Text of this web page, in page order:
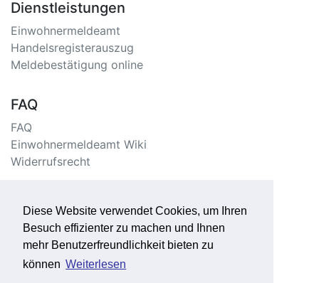
Diese Website verwendet Cookies, um Ihren
Besuch effizienter zu machen und Ihnen
mehr Benutzerfreundlichkeit bieten zu
können Weiterlesen
Dienstleistungen
Einwohnermeldeamt
Handelsregisterauszug
Meldebestätigung online
FAQ
FAQ
Einwohnermeldeamt Wiki
Widerrufsrecht
Impressum/Kontakt
Datenschutzerklärung
Seitenverzeichnis